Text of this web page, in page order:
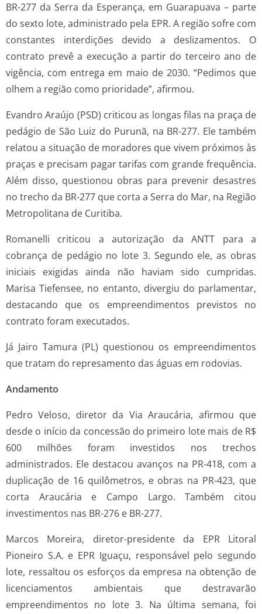
BR-277 da Serra da Esperança, em Guarapuava – parte
do sexto lote, administrado pela EPR. A região sofre com
constantes interdições devido a deslizamentos. O
contrato prevê a execução a partir do terceiro ano de
vigência, com entrega em maio de 2030. “Pedimos que
olhem a região como prioridade”, afirmou.
Evandro Araújo (PSD) criticou as longas filas na praça de
pedágio de São Luiz do Purunã, na BR-277. Ele também
relatou a situação de moradores que vivem próximos às
praças e precisam pagar tarifas com grande frequência.
Além disso, questionou obras para prevenir desastres
no trecho da BR-277 que corta a Serra do Mar, na Região
Metropolitana de Curitiba.
Romanelli criticou a autorização da ANTT para a
cobrança de pedágio no lote 3. Segundo ele, as obras
iniciais exigidas ainda não haviam sido cumpridas.
Marisa Tiefensee, no entanto, divergiu do parlamentar,
destacando que os empreendimentos previstos no
contrato foram executados.
Já Jairo Tamura (PL) questionou os empreendimentos
que tratam do represamento das águas em rodovias.
Andamento
Pedro Veloso, diretor da Via Araucária, afirmou que
desde o início da concessão do primeiro lote mais de R$
600 milhões foram investidos nos trechos
administrados. Ele destacou avanços na PR-418, com a
duplicação de 16 quilômetros, e obras na PR-423, que
corta Araucária e Campo Largo. Também citou
investimentos nas BR-276 e BR-277.
Marcos Moreira, diretor-presidente da EPR Litoral
Pioneiro S.A. e EPR Iguaçu, responsável pelo segundo
lote, ressaltou os esforços da empresa na obtenção de
licenciamentos ambientais que destravarão
empreendimentos no lote 3. Na última semana, foi